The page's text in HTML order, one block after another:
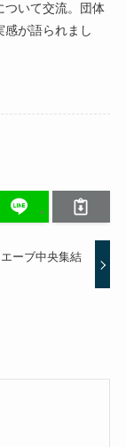
ついて交流。団体
が語られまし
ーブ中央集結